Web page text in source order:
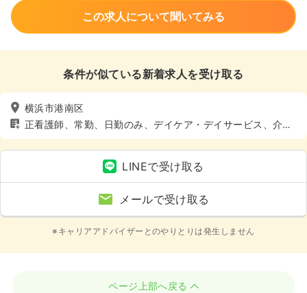
この求人について聞いてみる
条件が似ている新着求人を受け取る
横浜市港南区
正看護師、常勤、日勤のみ、デイケア・デイサービス、介
護・福祉系
LINEで受け取る
メールで受け取る
※キャリアアドバイザーとのやりとりは発生しません
ページ上部へ戻る